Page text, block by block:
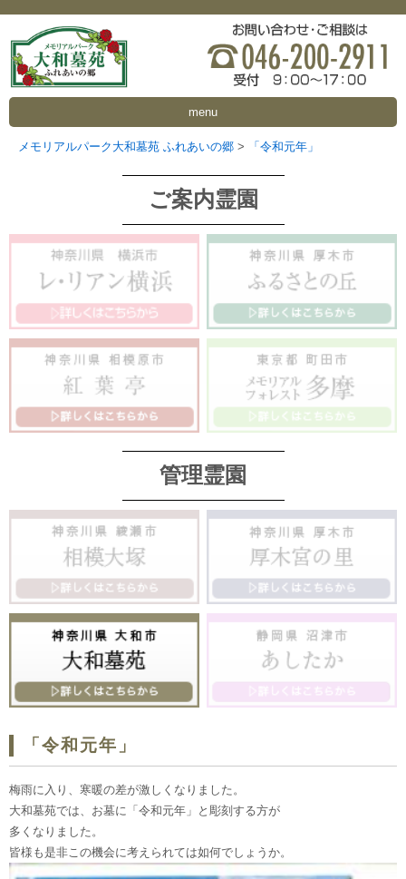
menu
メモリアルパーク大和墓苑 ふれあいの郷 > 「令和元年」
ご案内霊園
管理霊園
「令和元年」
梅雨に入り、寒暖の差が激しくなりました。
大和墓苑では、お墓に「令和元年」と彫刻する方が
多くなりました。
皆様も是非この機会に考えられては如何でしょうか。